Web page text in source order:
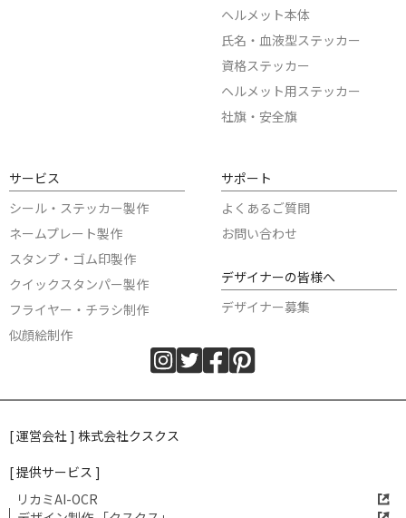
ヘルメット本体
氏名・血液型ステッカー
資格ステッカー
ヘルメット用ステッカー
社旗・安全旗
サービス
シール・ステッカー製作
ネームプレート製作
スタンプ・ゴム印製作
クイックスタンパー製作
フライヤー・チラシ制作
似顔絵制作
サポート
よくあるご質問
お問い合わせ
デザイナーの皆様へ
デザイナー募集
[ 運営会社 ] 株式会社クスクス
[ 提供サービス ]
リカミAI-OCR